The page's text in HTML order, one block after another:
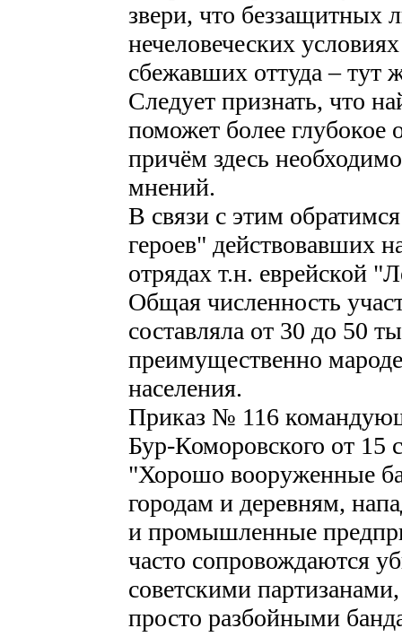
звери, что
нечеловеческих
сбежавших оттуда – тут
Следует признать, что
поможет более глубокое
причём здесь
мнений.
В связи с этим
героев" действовавших
отрядах т.н. еврейской
Общая численность
составляла от 30 до 50
преимущественно
населения.
Приказ № 116
Бур-Коморовского от 15
"Хорошо вооруженные
городам и деревням,
и промышленные
часто сопровождаются
советскими
просто разбойными